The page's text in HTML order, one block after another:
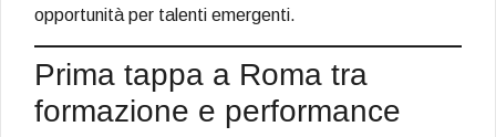
opportunità per talenti emergenti.
Prima tappa a Roma tra
formazione e performance